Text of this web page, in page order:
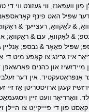
וועפּאַנז, ווי געזונט ווי
שפּיל האט פינף
& לאַקוואָ, רעצייעך &
& לאַקוואָ, עם & ראַקוואָ;
שפּיל פאַאָר & נבספּ; אָנליין
איז גרינג צו קאָפּע מיט
און כהנים פאַרשאַפן
אַנפּראַטעקטיד. אין דער
קעגן ארויסטריטן אַז
וואַרריאָר וועט זיין
פון די פיייקייַט צו היילן